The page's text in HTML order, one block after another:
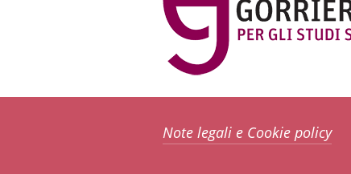
Note legali e Cookie policy